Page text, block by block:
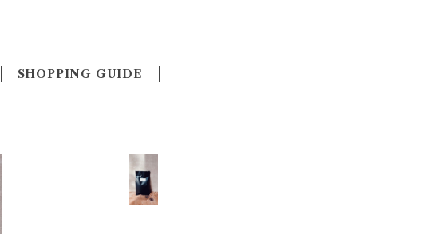
SHOPPING GUIDE